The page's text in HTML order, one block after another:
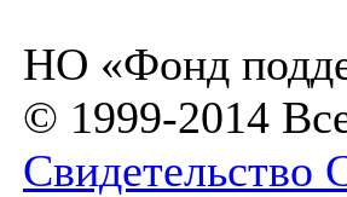
НО «Фонд
© 1999-2014